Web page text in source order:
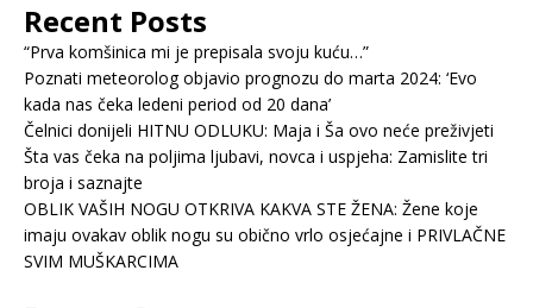
Recent Posts
“Prva komšinica mi je prepisala svoju kuću…”
Poznati meteorolog objavio prognozu do marta 2024: ‘Evo
kada nas čeka ledeni period od 20 dana’
Čelnici donijeli HITNU ODLUKU: Maja i Ša ovo neće preživjeti
Šta vas čeka na poljima ljubavi, novca i uspjeha: Zamislite tri
broja i saznajte
OBLIK VAŠIH NOGU OTKRIVA KAKVA STE ŽENA: Žene koje
imaju ovakav oblik nogu su obično vrlo osjećajne i PRIVLAČNE
SVIM MUŠKARCIMA